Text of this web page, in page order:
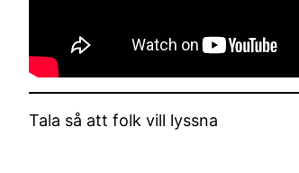
Tala så att folk vill lyssna